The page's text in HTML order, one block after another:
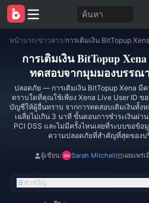
ค้นหา
หน้าแรก/ข่าวสาร/
การเติมเงิน BitTopup
ทดสอบจากมุมมองบรรณ
ปลอดภัย — การเติมเงิน BitTopup Xena
ตราบใดที่คุณใช้เพียง Xena Live User ID ข
บัญชีให้ผู้อื่นทราบ จากการทดสอบเติมเงินทั้ง
เฉลี่ยไม่เกิน 3 นาที ขั้นตอนการชำระเงินผ่
PCI DSS และไม่มีครั้งไหนเลยที่ระบบขอข้
ความปลอดภัยที่สำคัญที่สุดของบ
ผู้เขียน: Sarah Mitchell เผยแพร่เ
สารบัญ